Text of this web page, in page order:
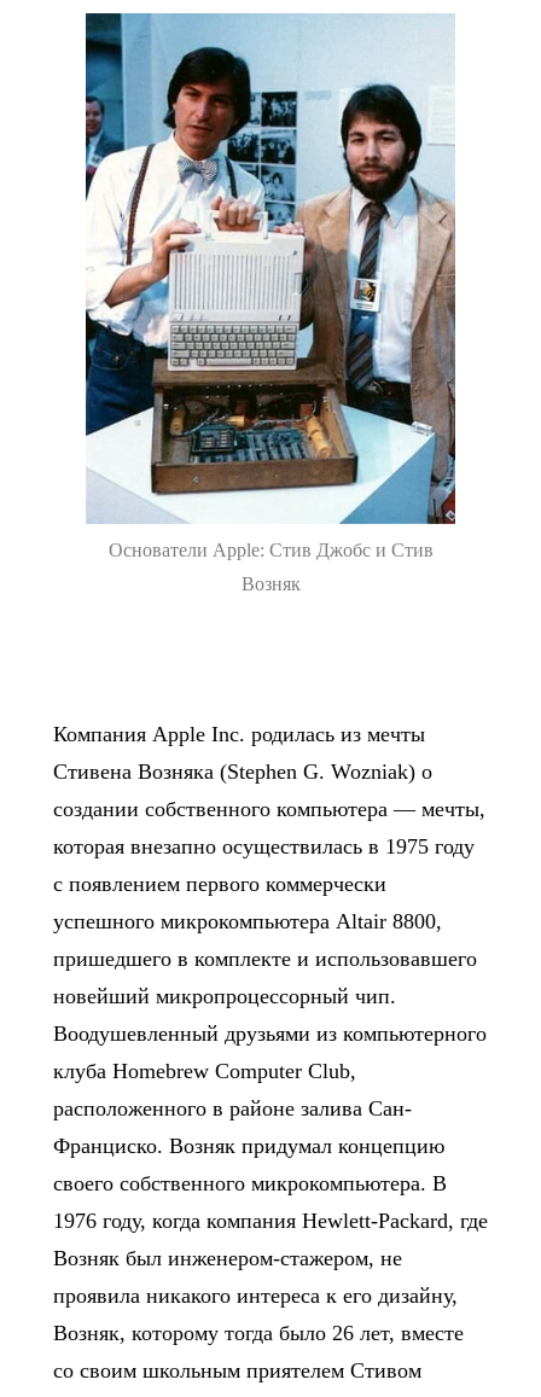
Основатели Apple: Стив Джобс и Стив
Возняк
Компания Apple Inc. родилась из мечты
Стивена Возняка (Stephen G. Wozniak) о
создании собственного компьютера — мечты,
которая внезапно осуществилась в 1975 году
с появлением первого коммерчески
успешного микрокомпьютера Altair 8800,
пришедшего в комплекте и использовавшего
новейший микропроцессорный чип.
Воодушевленный друзьями из компьютерного
клуба Homebrew Computer Club,
расположенного в районе залива Сан-
Франциско. Возняк придумал концепцию
своего собственного микрокомпьютера. В
1976 году, когда компания Hewlett-Packard, где
Возняк был инженером-стажером, не
проявила никакого интереса к его дизайну,
Возняк, которому тогда было 26 лет, вместе
со своим школьным приятелем Стивом